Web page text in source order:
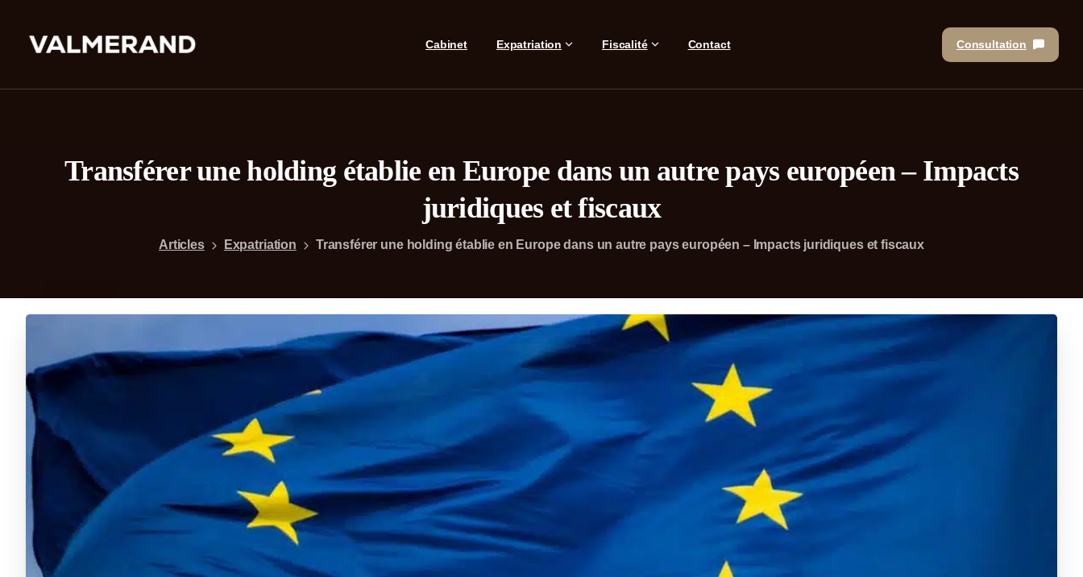
Cabinet Expatriation Fiscalité Contact Consultation
Transférer une holding établie en Europe dans un autre pays européen – Impacts
juridiques et fiscaux
Articles Expatriation Transférer une holding établie en Europe dans un autre pays européen – Impacts juridiques et fiscaux